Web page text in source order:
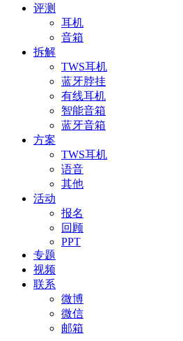
评测
耳机
音箱
拆解
TWS耳机
蓝牙脖挂
有线耳机
智能音箱
蓝牙音箱
方案
TWS耳机
语音
其他
活动
报名
回顾
PPT
专题
视频
联系
微博
微信
邮箱